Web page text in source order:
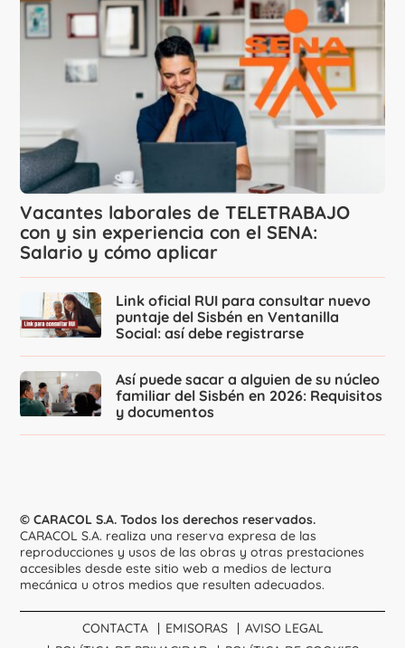
Vacantes laborales de TELETRABAJO
con y sin experiencia con el SENA:
Salario y cómo aplicar
Link oficial RUI para consultar nuevo
puntaje del Sisbén en Ventanilla
Social: así debe registrarse
Así puede sacar a alguien de su núcleo
familiar del Sisbén en 2026: Requisitos
y documentos
© CARACOL S.A. Todos los derechos reservados.
CARACOL S.A. realiza una reserva expresa de las
reproducciones y usos de las obras y otras prestaciones
accesibles desde este sitio web a medios de lectura
mecánica u otros medios que resulten adecuados.
CONTACTA EMISORAS
AVISO LEGAL